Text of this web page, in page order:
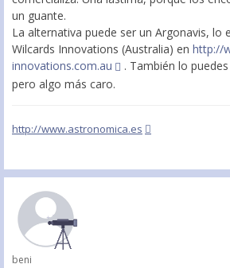
un guante.
La alternativa puede ser un Argonavis, lo
Wilcards Innovations (Australia) en http://
innovations.com.au
. También lo
pero algo más caro.
http://www.astronomica.es
beni